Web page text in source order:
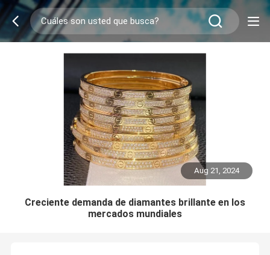
Aug 21, 2024
Creciente demanda de diamantes brillante en los
mercados mundiales